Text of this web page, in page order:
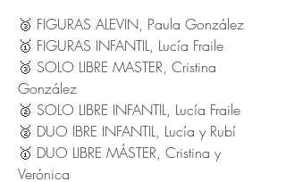
🥉 FIGURAS ALEVIN, Paula González
🥇 FIGURAS INFANTIL, Lucía Fraile
🥉 SOLO LIBRE MASTER, Cristina
González
🥈 SOLO LIBRE INFANTIL, Lucía Fraile
🥈 DUO IBRE INFANTIL, Lucía y Rubí
🥇 DUO LIBRE MÁSTER, Cristina y
Verónica